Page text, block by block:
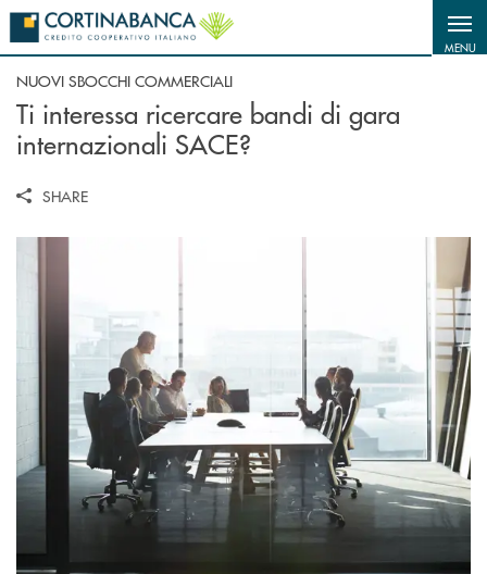
Salta al contenuto principale
MENU
NUOVI SBOCCHI COMMERCIALI
Ti interessa ricercare bandi di gara
internazionali SACE?
SHARE